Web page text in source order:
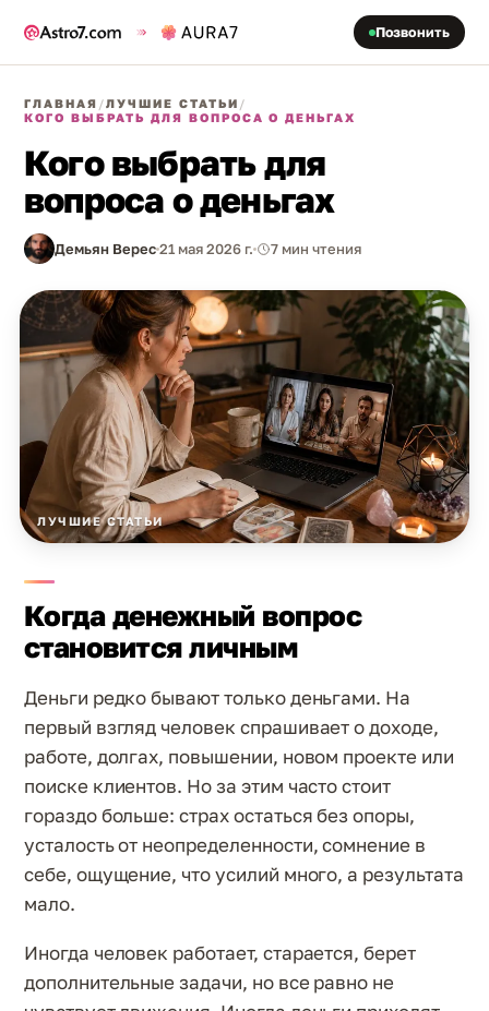
Позвонить
ГЛАВНАЯ /ЛУЧШИЕ СТАТЬИ /
КОГО ВЫБРАТЬ ДЛЯ ВОПРОСА О ДЕНЬГАХ
Кого выбрать для
вопроса о деньгах
Демьян Верес21 мая 2026 г. 7 мин чтения
ЛУЧШИЕ СТАТЬИ
Когда денежный вопрос
становится личным
Деньги редко бывают только деньгами. На
первый взгляд человек спрашивает о доходе,
работе, долгах, повышении, новом проекте или
поиске клиентов. Но за этим часто стоит
гораздо больше: страх остаться без опоры,
усталость от неопределенности, сомнение в
себе, ощущение, что усилий много, а результата
мало.
Иногда человек работает, старается, берет
дополнительные задачи, но все равно не